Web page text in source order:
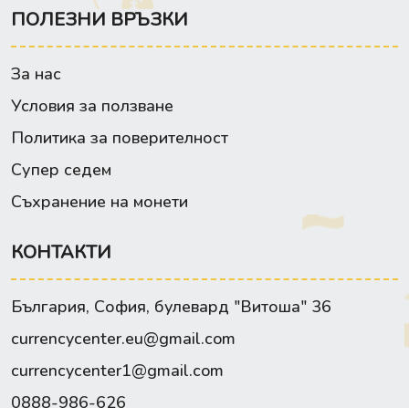
ПОЛЕЗНИ ВРЪЗКИ
За нас
Условия за ползване
Политика за поверителност
Супер седем
Съхранение на монети
КОНТАКТИ
България, София, булевард "Витоша" 36
currencycenter.eu@gmail.com
currencycenter1@gmail.com
0888-986-626